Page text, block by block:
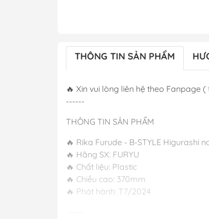
THÔNG TIN SẢN PHẨM
🔥 Xin vui lòng liên hệ theo Fanpage
------
THÔNG TIN SẢN PHẨM
🔥 Rika Furude - B-STYLE Higurashi
🔥 Hãng SX: FURYU
🔥 Chất liệu: Plastic
🔥 Chiều cao: 370mm
🔥 Phát